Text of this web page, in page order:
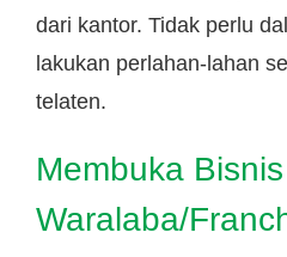
dari kantor. Tidak perlu
lakukan perlahan-lahan
telaten.
Membuka Bisnis
Waralaba/